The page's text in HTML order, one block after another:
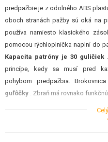
POŠKODENÝ, POUŽITÝ TOVAR
NOVÝ TOVAR
ZĽAVY, AKCIE
KONTAKT
predpažbie je z odolného ABS
oboch stranách pažby sú oká na
používa namiesto klasického
pomocou rýchloplnička naplní do
Kapacita patróny je 30 guličiek
princípe, kedy sa musí pred
pohybom predpažbia.
guľôčky . Zbraň má rovnako